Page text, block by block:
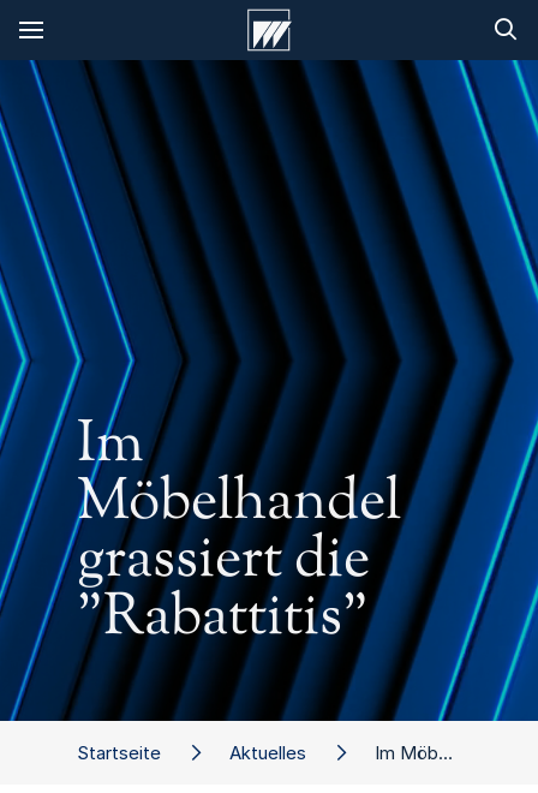
Startseite Aktuelles Im Möbelhandel grassiert die "Rabattitis"
Im
Möbelhandel
grassiert die
"Rabattitis"